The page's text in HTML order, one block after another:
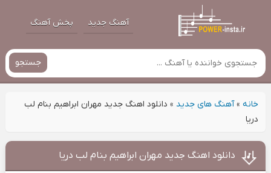
آهنگ جدید پخش آهنگ
جستجو
خانه»آهنگ های جدید » دانلود اهنگ جدید مهران ابراهیم بنام لب
دریا
دانلود اهنگ جدید مهران ابراهیم بنام لب دریا